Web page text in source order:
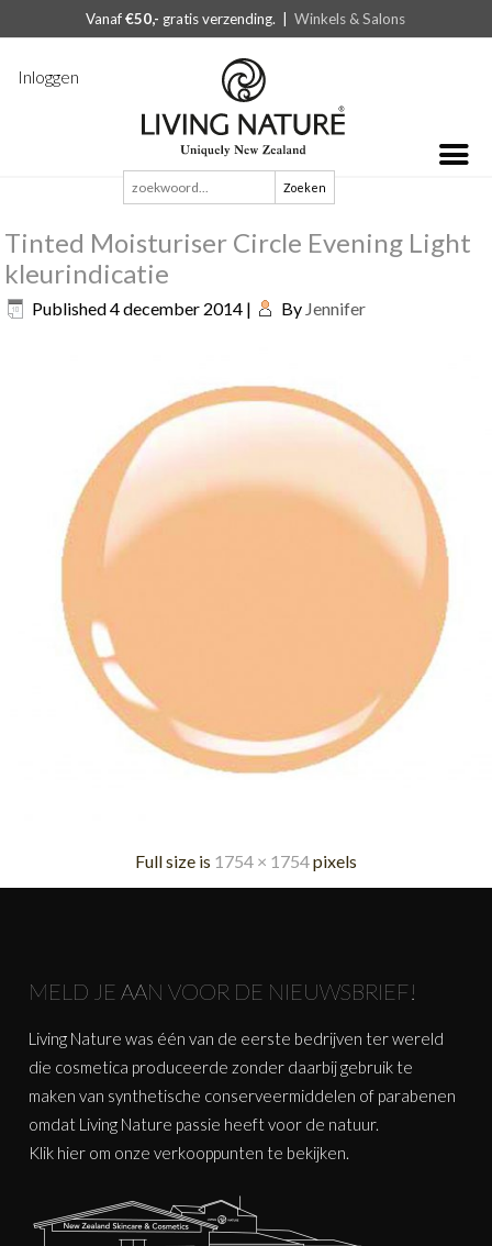
Vanaf€50,- gratis verzending. |Winkels & Salons
Inloggen
Zoeken
naar:
Tinted Moisturiser Circle Evening Light
kleurindicatie
Published4 december 2014 | By Jennifer
Full size is 1754 × 1754pixels
MELD JE AAN VOOR DE NIEUWSBRIEF!
Living Nature was één van de eerste bedrijven ter wereld
die cosmetica produceerde zonder daarbij gebruik te
maken van synthetische conserveermiddelen of parabenen
omdat Living Nature passie heeft voor de natuur.
Klik hier om onze verkooppunten te bekijken.